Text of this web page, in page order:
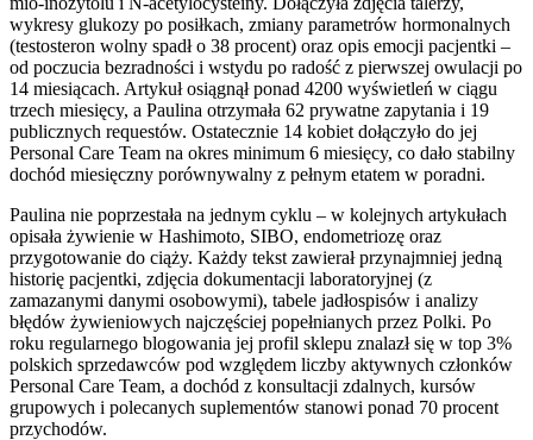
wykresy glukozy po posiłkach, zmiany parametrów hormonalnych
(testosteron wolny spadł o 38 procent) oraz opis emocji pacjentki –
od poczucia bezradności i wstydu po radość z pierwszej owulacji po
14 miesiącach. Artykuł osiągnął ponad 4200 wyświetleń w ciągu
trzech miesięcy, a Paulina otrzymała 62 prywatne zapytania i 19
publicznych requestów. Ostatecznie 14 kobiet dołączyło do jej
Personal Care Team na okres minimum 6 miesięcy, co dało stabilny
dochód miesięczny porównywalny z pełnym etatem w poradni.
Paulina nie poprzestała na jednym cyklu – w kolejnych artykułach
opisała żywienie w Hashimoto, SIBO, endometriozę oraz
przygotowanie do ciąży. Każdy tekst zawierał przynajmniej jedną
historię pacjentki, zdjęcia dokumentacji laboratoryjnej (z
zamazanymi danymi osobowymi), tabele jadłospisów i analizy
błędów żywieniowych najczęściej popełnianych przez Polki. Po
roku regularnego blogowania jej profil sklepu znalazł się w top 3%
polskich sprzedawców pod względem liczby aktywnych członków
Personal Care Team, a dochód z konsultacji zdalnych, kursów
grupowych i polecanych suplementów stanowi ponad 70 procent
przychodów.